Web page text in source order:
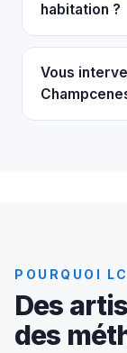
habitation ?
Vous
POURQUOI
Des
des